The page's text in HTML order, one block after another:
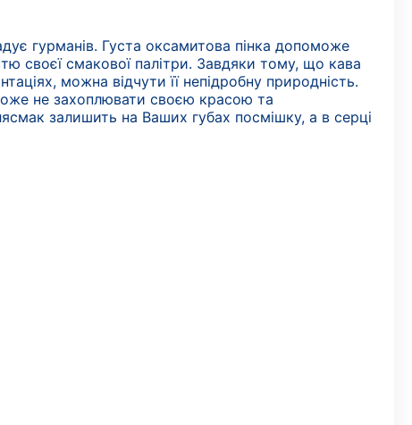
гурманів. Густа оксамитова пінка допоможе
своєї смакової палітри. Завдяки тому, що кава
можна відчути її непідробну природність.
не захоплювати своєю красою та
залишить на Ваших губах посмішку, а в серці